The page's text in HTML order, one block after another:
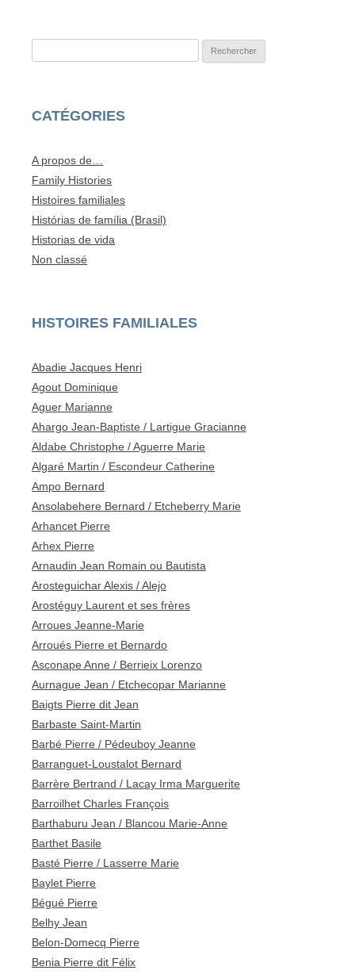
CATÉGORIES
A propos de…
Family Histories
Histoires familiales
Histórias de família (Brasil)
Historias de vida
Non classé
HISTOIRES FAMILIALES
Abadie Jacques Henri
Agout Dominique
Aguer Marianne
Ahargo Jean-Baptiste / Lartigue Gracianne
Aldabe Christophe / Aguerre Marie
Algaré Martin / Escondeur Catherine
Ampo Bernard
Ansolabehere Bernard / Etcheberry Marie
Arhancet Pierre
Arhex Pierre
Arnaudin Jean Romain ou Bautista
Arosteguichar Alexis / Alejo
Arostéguy Laurent et ses frères
Arroues Jeanne-Marie
Arroués Pierre et Bernardo
Asconape Anne / Berrieix Lorenzo
Aurnague Jean / Etchecopar Marianne
Baigts Pierre dit Jean
Barbaste Saint-Martin
Barbé Pierre / Pédeuboy Jeanne
Barranguet-Loustalot Bernard
Barrère Bertrand / Lacay Irma Marguerite
Barroilhet Charles François
Barthaburu Jean / Blancou Marie-Anne
Barthet Basile
Basté Pierre / Lasserre Marie
Baylet Pierre
Bégué Pierre
Belhy Jean
Belon-Domecq Pierre
Benia Pierre dit Félix